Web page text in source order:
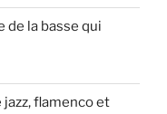
de la basse qui
jazz, flamenco et